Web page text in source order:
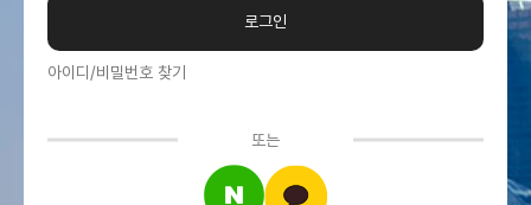
아이디/비밀번호 찾기
또는